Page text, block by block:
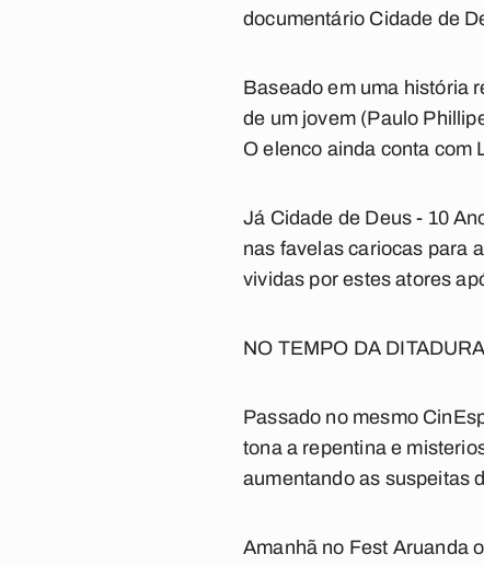
documentário Cidade de
Baseado em uma história
de um jovem (Paulo
O elenco ainda conta com
Já Cidade de Deus - 10
nas favelas cariocas para
vividas por estes atores
NO TEMPO DA DITADURA
Passado no mesmo
tona a repentina e
aumentando as suspeitas
Amanhã no Fest Aruanda